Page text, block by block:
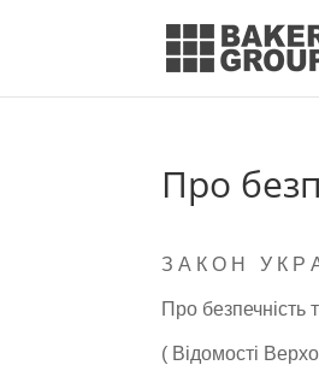
Про
З А К О Н У К Р
Про безпечність
( Відомості